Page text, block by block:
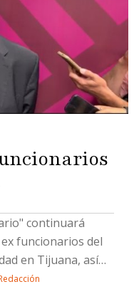
continuará
funcionarios del
en Tijuana, así
de propiedad de